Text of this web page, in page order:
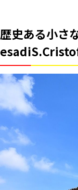
歴史ある小さ